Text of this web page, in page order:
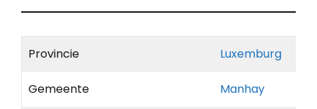
Provincie Luxemburg
Gemeente Manhay